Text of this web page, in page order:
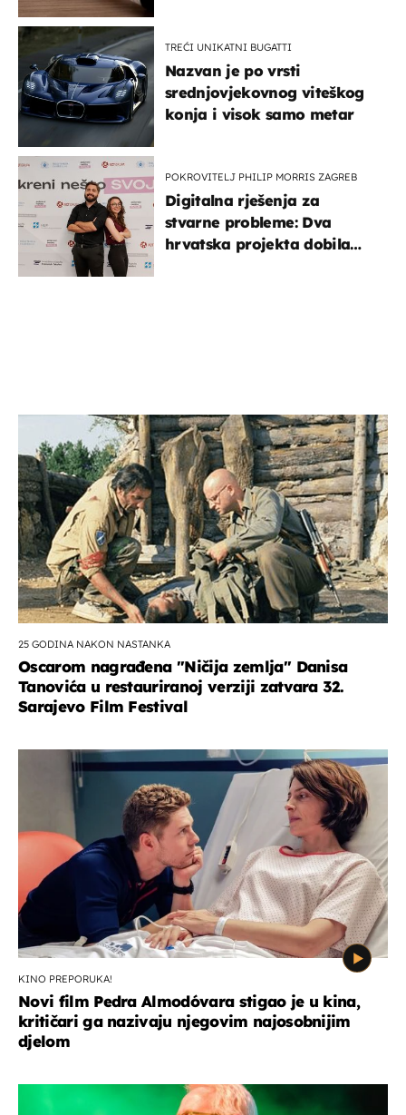
TREĆI UNIKATNI BUGATTI
Nazvan je po vrsti
srednjovjekovnog viteškog
konja i visok samo metar
POKROVITELJ PHILIP MORRIS ZAGREB
Digitalna rješenja za
stvarne probleme: Dva
hrvatska projekta dobila
25 GODINA NAKON NASTANKA
Oscarom nagrađena ''Ničija zemlja'' Danisa
Tanovića u restauriranoj verziji zatvara 32.
Sarajevo Film Festival
KINO PREPORUKA!
Novi film Pedra Almodóvara stigao je u kina,
kritičari ga nazivaju njegovim najosobnijim
djelom